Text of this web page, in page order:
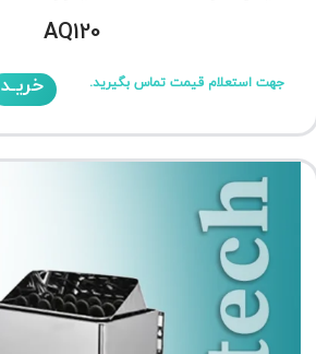
AQ120
جهت استعلام قیمت تماس بگیرید. خریـد